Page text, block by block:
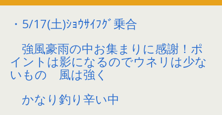
・5/17(土)ｼｮｳｻｲﾌｸﾞ乗合
強風豪雨の中お集まりに感謝！ポ
イントは影になるのでウネリは少な
いもの 風は強く
かなり釣り辛い中